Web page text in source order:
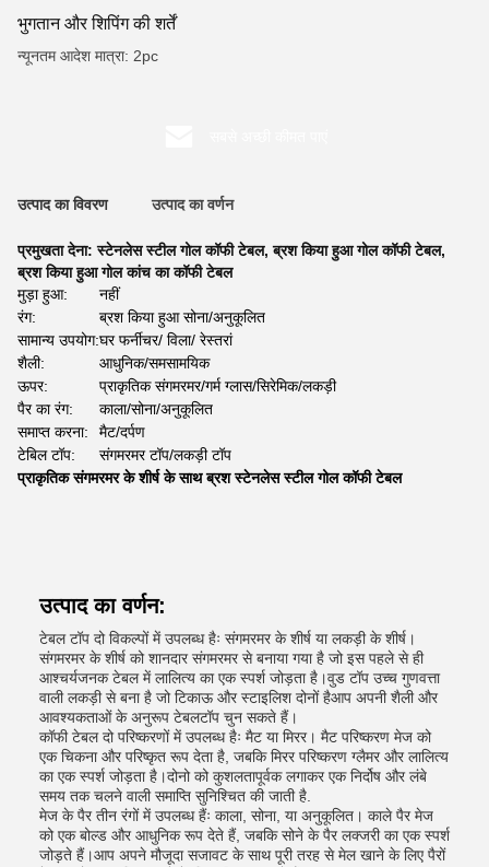
भुगतान और शिपिंग की शर्तें
न्यूनतम आदेश मात्रा: 2pc
उत्पाद का विवरण उत्पाद का वर्णन
प्रमुखता देना:स्टेनलेस स्टील गोल कॉफी टेबल,ब्रश किया हुआ गोल कॉफी टेबल,
ब्रश किया हुआ गोल कांच का कॉफी टेबल
मुड़ा हुआ:
नहीं
रंग:
ब्रश किया हुआ सोना/अनुकूलित
सामान्य उपयोग:घर फर्नीचर/ विला/ रेस्तरां
शैली:
आधुनिक/समसामयिक
ऊपर:
प्राकृतिक संगमरमर/गर्म ग्लास/सिरेमिक/लकड़ी
पैर का रंग:
काला/सोना/अनुकूलित
समाप्त करना:
मैट/दर्पण
टेबिल टॉप:
संगमरमर टॉप/लकड़ी टॉप
प्राकृतिक संगमरमर के शीर्ष के साथ ब्रश स्टेनलेस स्टील गोल कॉफी टेबल
उत्पाद का वर्णन:
टेबल टॉप दो विकल्पों में उपलब्ध हैः संगमरमर के शीर्ष या लकड़ी के शीर्ष।
संगमरमर के शीर्ष को शानदार संगमरमर से बनाया गया है जो इस पहले से ही
आश्चर्यजनक टेबल में लालित्य का एक स्पर्श जोड़ता है।वुड टॉप उच्च गुणवत्ता
वाली लकड़ी से बना है जो टिकाऊ और स्टाइलिश दोनों हैआप अपनी शैली और
आवश्यकताओं के अनुरूप टेबलटॉप चुन सकते हैं।
कॉफी टेबल दो परिष्करणों में उपलब्ध हैः मैट या मिरर। मैट परिष्करण मेज को
एक चिकना और परिष्कृत रूप देता है, जबकि मिरर परिष्करण ग्लैमर और लालित्य
का एक स्पर्श जोड़ता है।दोनो को कुशलतापूर्वक लगाकर एक निर्दोष और लंबे
समय तक चलने वाली समाप्ति सुनिश्चित की जाती है.
मेज के पैर तीन रंगों में उपलब्ध हैंः काला, सोना, या अनुकूलित। काले पैर मेज
को एक बोल्ड और आधुनिक रूप देते हैं, जबकि सोने के पैर लक्जरी का एक स्पर्श
जोड़ते हैं।आप अपने मौजूदा सजावट के साथ पूरी तरह से मेल खाने के लिए पैरों